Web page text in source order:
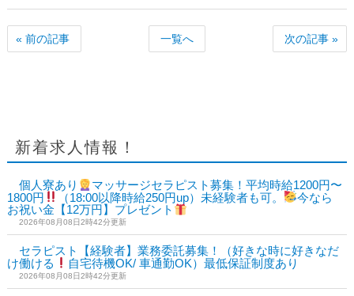
« 前の記事 一覧へ 次の記事 »
新着求人情報！
個人寮あり
マッサージセラピスト募集！平均時給1200円〜
1800円
（18:00以降時給250円up）未経験者も可。
今なら
お祝い金【12万円】プレゼント
2026年08月08日2時42分更新
セラピスト【経験者】業務委託募集！（好きな時に好きなだ
け働ける
自宅待機OK/ 車通勤OK）最低保証制度あり
2026年08月08日2時42分更新